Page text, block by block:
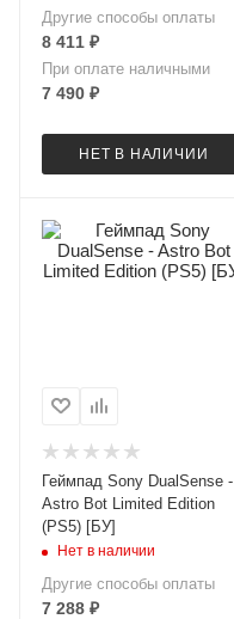
Другие способы оплаты
8 411 ₽
При оплате наличными
7 490 ₽
НЕТ В НАЛИЧИИ
Геймпад Sony DualSense -
Astro Bot Limited Edition
(PS5) [БУ]
Нет в наличии
Другие способы оплаты
7 288 ₽